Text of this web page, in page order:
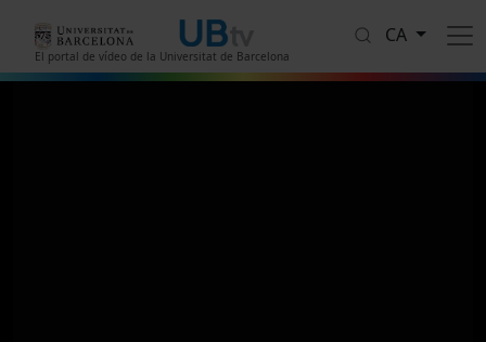
El portal de vídeo de la Universitat de Barcelona
CA